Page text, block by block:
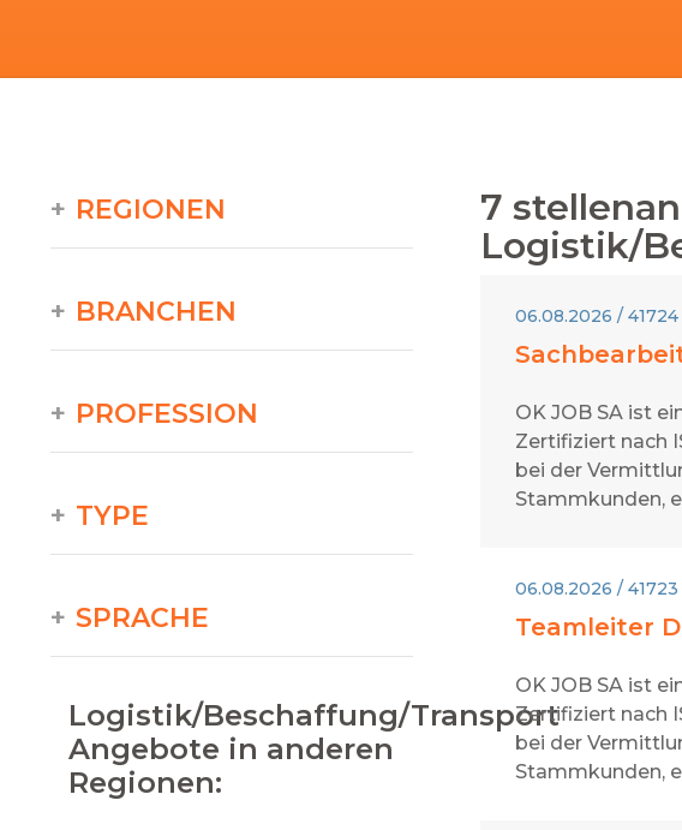
7
Logistik/
06.08.2026 / 41724
OK JOB SA ist
Zertifiziert nach
bei der
Stammkunden,
06.08.2026 / 41723
Teamleiter
OK JOB SA ist
Zertifiziert nach
bei der
Stammkunden,
REGIONEN
BRANCHEN
PROFESSION
TYPE
SPRACHE
Logistik/Beschaffung/Transport
Angebote in anderen
Regionen: